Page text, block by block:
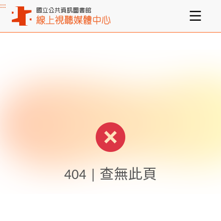
主要內容區塊
:::
404 | 查無此頁